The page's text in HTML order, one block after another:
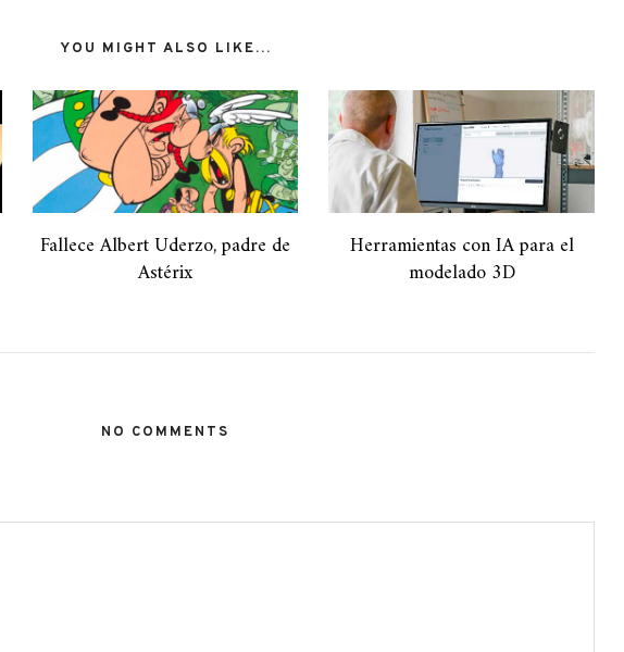
YOU MIGHT ALSO LIKE...
Fallece Albert Uderzo, padre de
Astérix
Herramientas con IA para el
modelado 3D
NO COMMENTS